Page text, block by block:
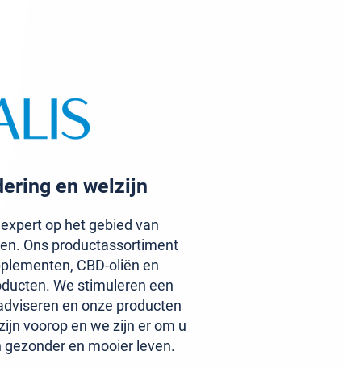
en welzijn
op het gebied van
Ons productassortiment
CBD-oliën en
We stimuleren een
en onze producten
voorop en we zijn er om u
en mooier leven.